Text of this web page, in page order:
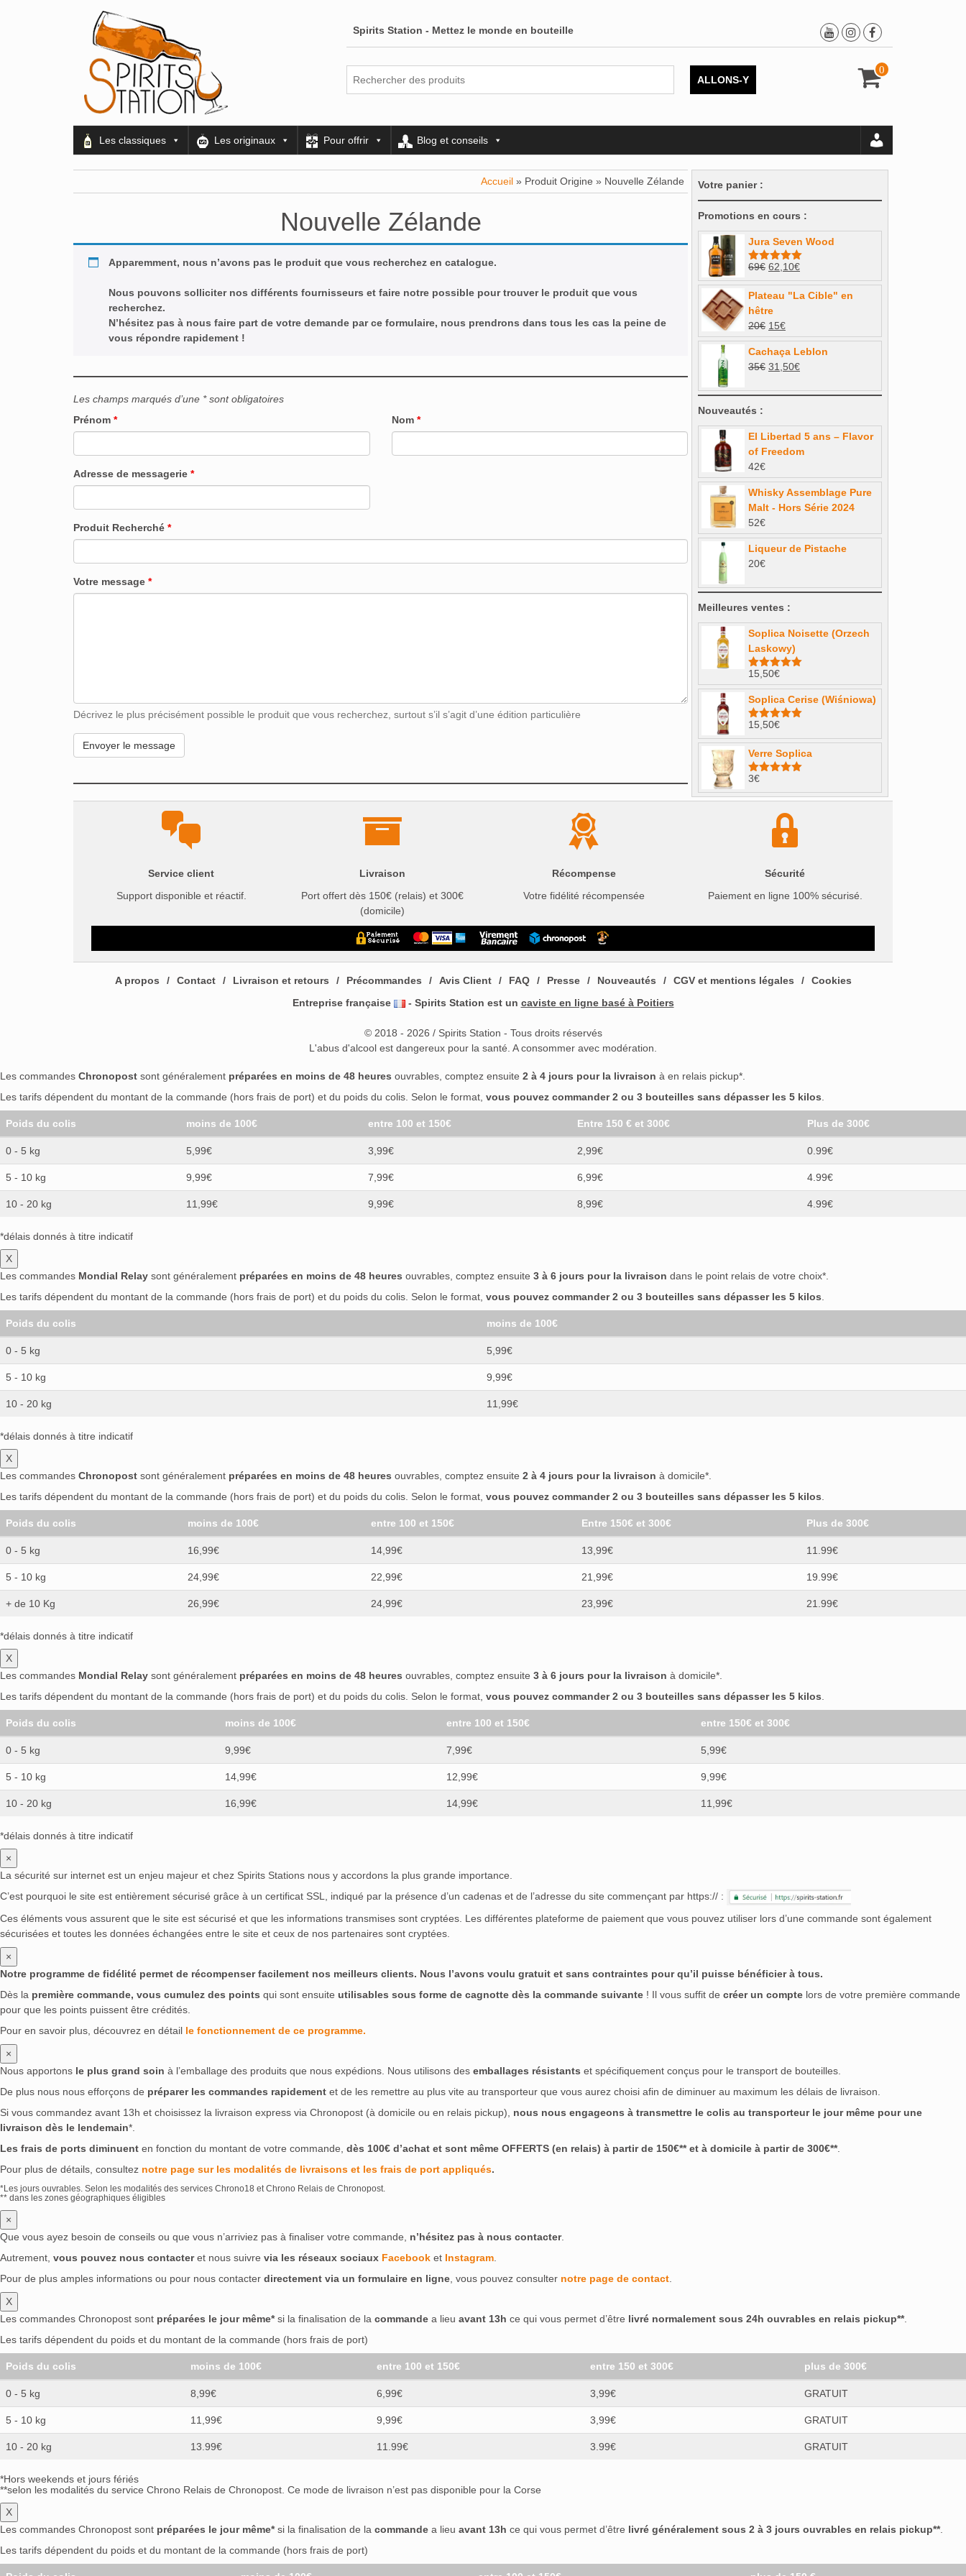
Spirits Station - Mettez le monde en bouteille
0
ALLONS-Y
Les classiques Les originaux Pour offrir Blog et conseils
Accueil » Produit Origine » Nouvelle Zélande
Nouvelle Zélande
Apparemment, nous n’avons pas le produit que vous recherchez en catalogue.
Nous pouvons solliciter nos différents fournisseurs et faire notre possible pour trouver le produit que vous
recherchez.
N’hésitez pas à nous faire part de votre demande par ce formulaire, nous prendrons dans tous les cas la peine de
vous répondre rapidement !
Les champs marqués d’une * sont obligatoires
Prénom * Nom *
Adresse de messagerie *
Produit Recherché *
Votre message *
Décrivez le plus précisément possible le produit que vous recherchez, surtout s’il s’agit d’une édition particulière
Votre panier :
Promotions en cours :
Jura Seven Wood
Note5.00
sur 5
69€ Le
prix
initial
était :
69€.
62,10€Le
prix
actuel
Plateau "La Cible" en
hêtre
20€ Le
prix
initial
était :
15€Le
prix
actuel
est :
Cachaça Leblon
35€ Le
initial
35€.
31,50€Le
actuel
31,50€.
Nouveautés :
El Libertad 5 ans – Flavor
of Freedom
42€
Whisky Assemblage Pure
Malt - Hors Série 2024
52€
Liqueur de Pistache
20€
Meilleures ventes :
Soplica Noisette (Orzech
Laskowy)
Note4.98
sur 5
15,50€
Soplica Cerise (Wiśniowa)
Note5.00
sur 5
15,50€
Verre Soplica
Note
sur 5
3€
Service client
Support disponible et réactif.
Livraison
Port offert dès 150€ (relais) et 300€
(domicile)
Récompense
Votre fidélité récompensée
Sécurité
Paiement en ligne 100% sécurisé.
A propos Contact Livraison et retours Précommandes Avis Client FAQ Presse Nouveautés CGV et mentions légales
Cookies
Entreprise française
- Spirits Station est un caviste en ligne basé à Poitiers
© 2018 - 2026 / Spirits Station - Tous droits réservés
L'abus d'alcool est dangereux pour la santé. A consommer avec modération.
Les commandes Chronopost sont généralement préparées en moins de 48 heures ouvrables, comptez ensuite 2 à 4 jours pour la livraison à en relais pickup*.
Les tarifs dépendent du montant de la commande (hors frais de port) et du poids du colis. Selon le format, vous pouvez commander 2 ou 3 bouteilles sans dépasser les 5 kilos
Poids du colis moins de 100€ entre 100 et 150€ Entre 150 € et 300€ Plus de 300€
0 - 5 kg 5,99€ 3,99€ 2,99€ 0.99€
5 - 10 kg 9,99€ 7,99€ 6,99€ 4.99€
10 - 20 kg 11,99€ 9,99€ 8,99€ 4.99€
*délais donnés à titre indicatif
X
Les commandes Mondial Relay sont généralement préparées en moins de 48 heures ouvrables, comptez ensuite 3 à 6 jours pour la livraison dans le point relais de votre choix*.
Les tarifs dépendent du montant de la commande (hors frais de port) et du poids du colis. Selon le format, vous pouvez commander 2 ou 3 bouteilles sans dépasser les 5 kilos
Poids du colis moins de 100€
0 - 5 kg 5,99€
5 - 10 kg 9,99€
10 - 20 kg 11,99€
*délais donnés à titre indicatif
X
Les commandes Chronopost sont généralement préparées en moins de 48 heures ouvrables, comptez ensuite 2 à 4 jours pour la livraison à domicile*.
Les tarifs dépendent du montant de la commande (hors frais de port) et du poids du colis. Selon le format, vous pouvez commander 2 ou 3 bouteilles sans dépasser les 5 kilos
Poids du colis moins de 100€ entre 100 et 150€ Entre 150€ et 300€ Plus de 300€
0 - 5 kg 16,99€ 14,99€ 13,99€ 11.99€
5 - 10 kg 24,99€ 22,99€ 21,99€ 19.99€
+ de 10 Kg 26,99€ 24,99€ 23,99€ 21.99€
*délais donnés à titre indicatif
X
Les commandes Mondial Relay sont généralement préparées en moins de 48 heures ouvrables, comptez ensuite 3 à 6 jours pour la livraison à domicile*.
Les tarifs dépendent du montant de la commande (hors frais de port) et du poids du colis. Selon le format, vous pouvez commander 2 ou 3 bouteilles sans dépasser les 5 kilos
Poids du colis moins de 100€ entre 100 et 150€ entre 150€ et 300€
0 - 5 kg 9,99€ 7,99€ 5,99€
5 - 10 kg 14,99€ 12,99€ 9,99€
10 - 20 kg 16,99€ 14,99€ 11,99€
*délais donnés à titre indicatif
×
La sécurité sur internet est un enjeu majeur et chez Spirits Stations nous y accordons la plus grande importance.
C’est pourquoi le site est entièrement sécurisé grâce à un certificat SSL, indiqué par la présence d’un cadenas et de l’adresse du site commençant par https:// :
Ces éléments vous assurent que le site est sécurisé et que les informations transmises sont cryptées. Les différentes plateforme de paiement que vous pouvez utiliser lors d’une commande sont également
sécurisées et toutes les données échangées entre le site et ceux de nos partenaires sont cryptées.
×
Notre programme de fidélité permet de récompenser facilement nos meilleurs clients. Nous l’avons voulu gratuit et sans contraintes pour qu’il puisse bénéficier à tous.
Dès la première commande, vous cumulez des points qui sont ensuite utilisables sous forme de cagnotte dès la commande suivante ! Il vous suffit de créer un compte lors de votre première commande
pour que les points puissent être crédités.
Pour en savoir plus, découvrez en détail le fonctionnement de ce programme.
×
Nous apportons le plus grand soin à l’emballage des produits que nous expédions. Nous utilisons des emballages résistants et spécifiquement conçus pour le transport de bouteilles.
De plus nous nous efforçons de préparer les commandes rapidement et de les remettre au plus vite au transporteur que vous aurez choisi afin de diminuer au maximum les délais de livraison.
Si vous commandez avant 13h et choisissez la livraison express via Chronopost (à domicile ou en relais pickup), nous nous engageons à transmettre le colis au transporteur le jour même pour une
livraison dès le lendemain*.
Les frais de ports diminuent en fonction du montant de votre commande, dès 100€ d’achat et sont même OFFERTS (en relais) à partir de 150€** et à domicile à partir de 300€**.
Pour plus de détails, consultez notre page sur les modalités de livraisons et les frais de port appliqués.
*Les jours ouvrables. Selon les modalités des services Chrono18 et Chrono Relais de Chronopost.
** dans les zones géographiques éligibles
×
Que vous ayez besoin de conseils ou que vous n’arriviez pas à finaliser votre commande, n’hésitez pas à nous contacter.
Autrement, vous pouvez nous contacteret nous suivre via les réseaux sociaux Facebook et Instagram
Pour de plus amples informations ou pour nous contacter directement via un formulaire en ligne , vous pouvez consulter notre page de contact
X
Les commandes Chronopost sont préparées le jour même*si la finalisation de la commande a lieu avant 13h ce qui vous permet d’être livré normalement sous 24h ouvrables en relais pickup**.
Les tarifs dépendent du poids et du montant de la commande (hors frais de port)
Poids du colis moins de 100€ entre 100 et 150€ entre 150 et 300€ plus de 300€
0 - 5 kg 8,99€ 6,99€ 3,99€ GRATUIT
5 - 10 kg 11,99€ 9,99€ 3,99€ GRATUIT
10 - 20 kg 13.99€ 11.99€ 3.99€ GRATUIT
*Hors weekends et jours fériés
**selon les modalités du service Chrono Relais de Chronopost. Ce mode de livraison n’est pas disponible pour la Corse
X
Les commandes Chronopost sont préparées le jour même*si la finalisation de la commande a lieu avant 13h ce qui vous permet d’être livré généralement sous 2 à 3 jours ouvrables en relais pickup**.
Les tarifs dépendent du poids et du montant de la commande (hors frais de port)